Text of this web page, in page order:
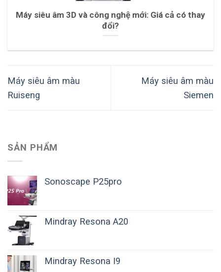
Máy siêu âm 3D và công nghệ mới: Giá cả có thay
đổi?
Máy siêu âm màu
Ruiseng
Máy siêu âm màu
Siemen
SẢN PHẨM
Sonoscape P25pro
Mindray Resona A20
Mindray Resona I9